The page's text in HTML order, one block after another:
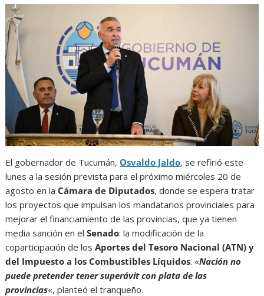
El gobernador de Tucumán,Osvaldo Jaldo, se refirió este
lunes a la sesión prevista para el próximo miércoles 20 de
agosto en la Cámara de Diputados, donde se espera tratar
los proyectos que impulsan los mandatarios provinciales para
mejorar el financiamiento de las provincias, que ya tienen
media sanción en elSenado: la modificación de la
coparticipación de losAportes del Tesoro Nacional (ATN) y
del Impuesto a los Combustibles Líquidos. «Nación no
puede pretender tener superávit con plata de las
provincias«, planteó el tranqueño.